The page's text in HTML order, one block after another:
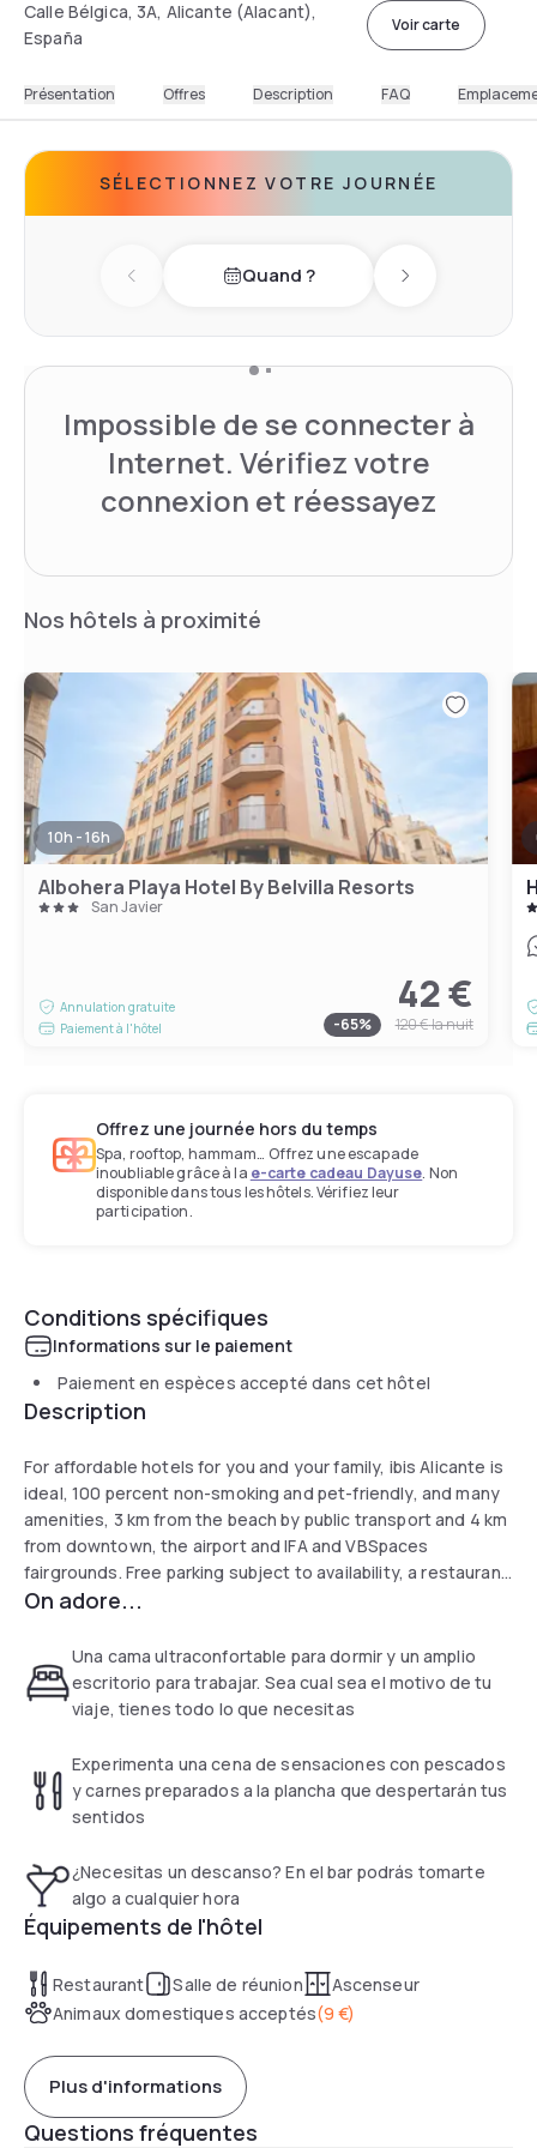
Calle Bélgica, 3A, Alicante (Alacant),
España
Voir carte
Présentation Offres Description FAQ
SÉLECTIONNEZ VOTRE JOURNÉE
Previous dayQuand ? Next day
Impossible de se connecter à
Internet. Vérifiez votre
connexion et réessayez
Nos hôtels à proximité
10h - 16h
Albohera Playa Hotel By Belvilla Resorts
San Javier
Annulation gratuite
Paiement à l'hôtel
42 €
-65% 120 €la nuit
Offrez une journée hors du temps
Spa, rooftop, hammam… Offrez une escapade
inoubliable grâce à la e-carte cadeau Dayuse. Non
disponible dans tous les hôtels. Vérifiez leur
participation.
Conditions spécifiques
Informations sur le paiement
Paiement en espèces accepté dans cet hôtel
Description
For affordable hotels for you and your family, ibis Alicante is
ideal, 100 percent non-smoking and pet-friendly, and many
amenities, 3 km from the beach by public transport and 4 km
from downtown, the airport and IFA and VBSpaces
fairgrounds. Free parking subject to availability, a restaurant
and a bar. We also have a meeting room for business
times.
On adore...
Una cama ultraconfortable para dormir y un amplio
escritorio para trabajar. Sea cual sea el motivo de tu
viaje, tienes todo lo que necesitas
Experimenta una cena de sensaciones con pescados
y carnes preparados a la plancha que despertarán tus
sentidos
¿Necesitas un descanso? En el bar podrás tomarte
algo a cualquier hora
Équipements de l'hôtel
Restaurant Salle de réunion
Ascenseur
Animaux domestiques acceptés(9 €)
Plus d'informations
Questions fréquentes